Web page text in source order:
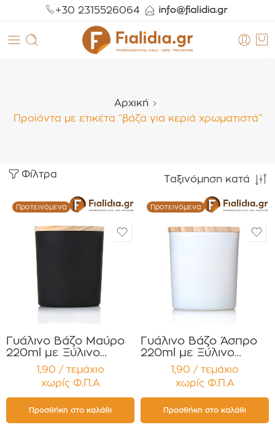
+30 2315526064
Αρχική
Προϊόντα με ετικέτα “βάζα για κεριά χρωματιστά”
Φίλτρα Ταξινόμηση κατά
Προτεινόμενα
Γυάλινο Βάζο Μαύρο
220ml με Ξύλινο
Καπάκι για Κεριά
Συσκευασία 12
τεμαχίων
1,90 / τεμάχιο
χωρίς Φ.Π.Α
Προσθήκη στο καλάθι
Προτεινόμενα
Γυάλινο Βάζο Άσπρο
220ml με Ξύλινο
Καπάκι για Κεριά
Συσκευασία 12
τεμαχίων
1,90 / τεμάχιο
χωρίς Φ.Π.Α
Προσθήκη στο καλάθι